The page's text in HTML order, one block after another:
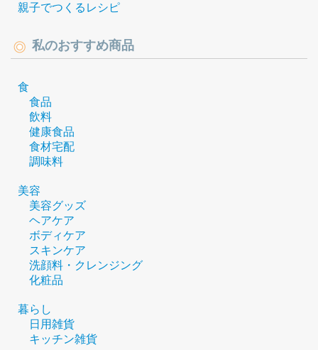
親子でつくるレシピ
私のおすすめ商品
食
食品
飲料
健康食品
食材宅配
調味料
美容
美容グッズ
ヘアケア
ボディケア
スキンケア
洗顔料・クレンジング
化粧品
暮らし
日用雑貨
キッチン雑貨